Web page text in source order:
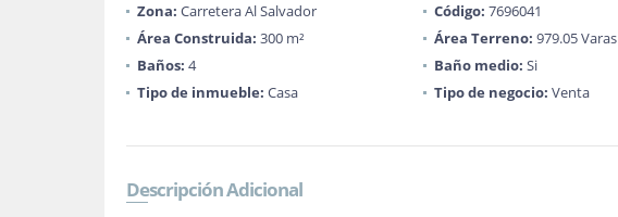
Zona: Carretera Al Salvador Código: 7696041
Área Construida: 300 m² Área Terreno: 979.05 Varas
Baños: 4 Baño medio: Si
Tipo de inmueble: Casa Tipo de negocio: Venta
Descripción Adicional